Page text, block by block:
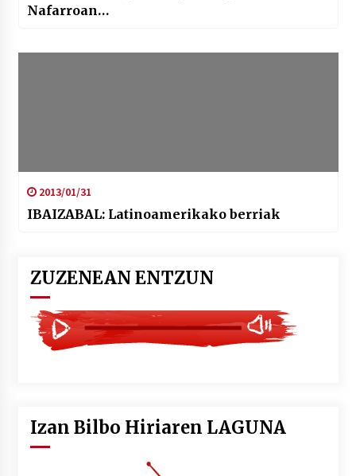
Nafarroan…
2013/01/31
IBAIZABAL: Latinoamerikako berriak
ZUZENEAN ENTZUN
Izan Bilbo Hiriaren LAGUNA